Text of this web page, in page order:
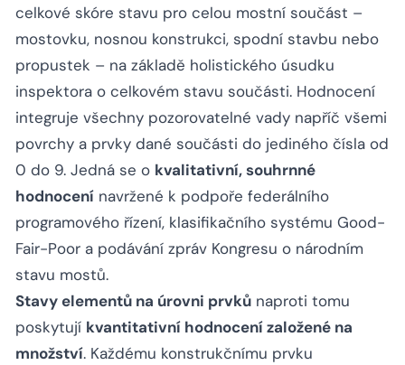
celkové skóre stavu pro celou mostní součást –
mostovku, nosnou konstrukci, spodní stavbu nebo
propustek – na základě holistického úsudku
inspektora o celkovém stavu součásti. Hodnocení
integruje všechny pozorovatelné vady napříč všemi
povrchy a prvky dané součásti do jediného čísla od
0 do 9. Jedná se o kvalitativní, souhrnné
hodnocení navržené k podpoře federálního
programového řízení, klasifikačního systému Good-
Fair-Poor a podávání zpráv Kongresu o národním
stavu mostů.
Stavy elementů na úrovni prvků naproti tomu
poskytují kvantitativní hodnocení založené na
množství. Každému konstrukčnímu prvku